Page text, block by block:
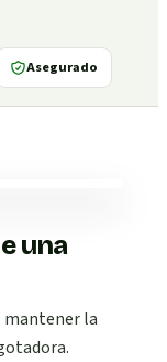
Asegurado
una
mantener la